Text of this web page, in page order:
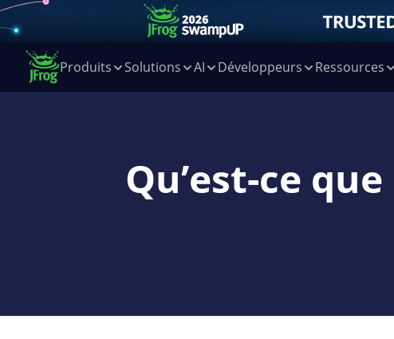
Produits Solutions AI Développeurs Ressources
Qu’est-ce que